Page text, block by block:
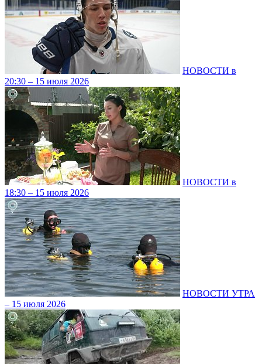
НОВОСТИ в
20:30 – 15 июля 2026
НОВОСТИ в
18:30 – 15 июля 2026
НОВОСТИ УТРА
– 15 июля 2026